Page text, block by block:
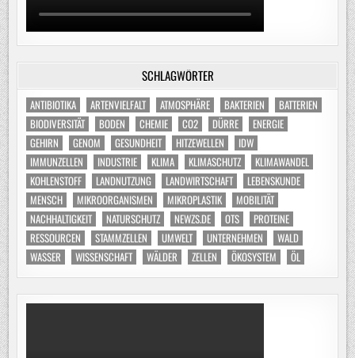
SCHLAGWÖRTER
ANTIBIOTIKA ARTENVIELFALT ATMOSPHÄRE BAKTERIEN
BATTERIEN
BIODIVERSITÄT
BODEN CHEMIE CO2 DÜRRE
ENERGIE
GEHIRN
GENOM GESUNDHEIT HITZEWELLEN
IDW
IMMUNZELLEN
INDUSTRIE KLIMA KLIMASCHUTZ
KLIMAWANDEL
KOHLENSTOFF
LANDNUTZUNG LANDWIRTSCHAFT
LEBENSKUNDE
MENSCH
MIKROORGANISMEN MIKROPLASTIK
MOBILITÄT
NACHHALTIGKEIT
NATURSCHUTZ NEWZS.DE OTS
PROTEINE
RESSOURCEN
STAMMZELLEN UMWELT UNTERNEHMEN
WALD
WASSER
WISSENSCHAFT WÄLDER ZELLEN ÖKOSYSTEM ÖL